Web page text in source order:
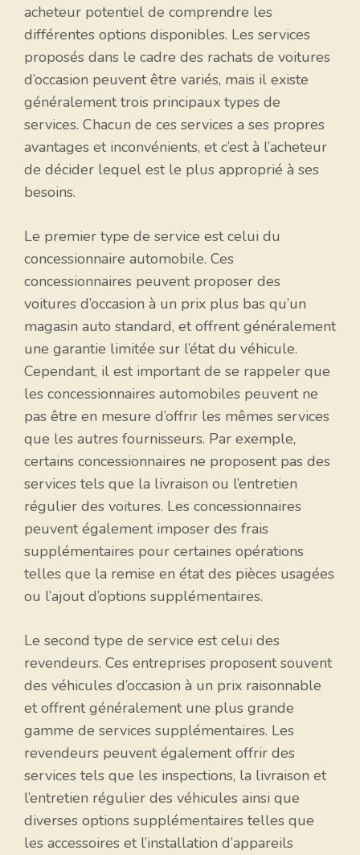
acheteur potentiel de comprendre les
différentes options disponibles. Les services
proposés dans le cadre des rachats de voitures
d’occasion peuvent être variés, mais il existe
généralement trois principaux types de
services. Chacun de ces services a ses propres
avantages et inconvénients, et c’est à l’acheteur
de décider lequel est le plus approprié à ses
besoins.
Le premier type de service est celui du
concessionnaire automobile. Ces
concessionnaires peuvent proposer des
voitures d’occasion à un prix plus bas qu’un
magasin auto standard, et offrent généralement
une garantie limitée sur l’état du véhicule.
Cependant, il est important de se rappeler que
les concessionnaires automobiles peuvent ne
pas être en mesure d’offrir les mêmes services
que les autres fournisseurs. Par exemple,
certains concessionnaires ne proposent pas des
services tels que la livraison ou l’entretien
régulier des voitures. Les concessionnaires
peuvent également imposer des frais
supplémentaires pour certaines opérations
telles que la remise en état des pièces usagées
ou l’ajout d’options supplémentaires.
Le second type de service est celui des
revendeurs. Ces entreprises proposent souvent
des véhicules d’occasion à un prix raisonnable
et offrent généralement une plus grande
gamme de services supplémentaires. Les
revendeurs peuvent également offrir des
services tels que les inspections, la livraison et
l’entretien régulier des véhicules ainsi que
diverses options supplémentaires telles que
les accessoires et l’installation d’appareils